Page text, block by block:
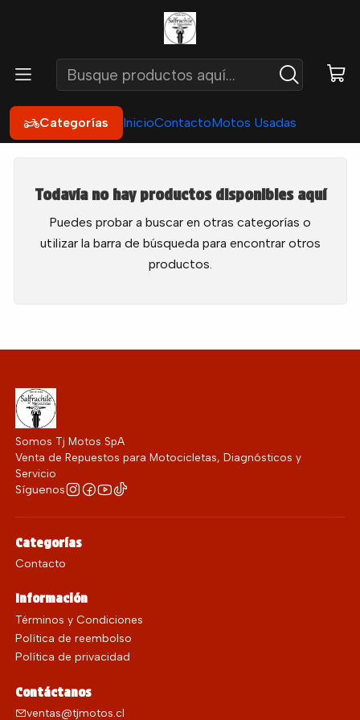
Categorías InicioContactoMotos Usadas
Catálogo por Moto
Todavía no hay productos disponibles aquí
Puedes probar a buscar en otras categorías o
utilizar la barra de búsqueda para encontrar otros
productos.
Somos Tj Motos SpA
Venta de Repuestos para Motocicletas, Diagnósticos y
Servicio
Síguenos
Categorías
Contacto
Información
Términos y Condiciones
Política de reembolso
Política de privacidad
Contáctanos
ventas@tjmotos.cl